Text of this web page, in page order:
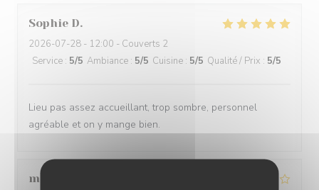
Sophie D
2026-07-28 - 12:00 - Couverts 2
Service : 5/5 Ambiance : 5/5 Cuisine : 5/5 Qualité / Prix : 5/5
Lieu pas assez accueillant, trop sombre, personnel
agréable et on y mange bien.
michael